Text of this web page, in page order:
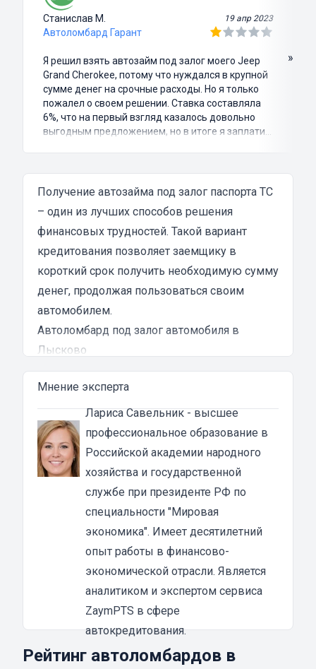
Станислав М. 19 апр 2023
Автоломбард Гарант
Я решил взять автозайм под залог моего Jeep
Grand Cherokee, потому что нуждался в крупной
сумме денег на срочные расходы. Но я только
пожалел о своем решении. Ставка составляла
6%, что на первый взгляд казалось довольно
выгодным предложением, но в итоге я заплатил
затянутым и занял много времени и усилий.
Никакого профессионализма и
Разочарование и раздражение - это все, что я
испытал в результате этого кредита...
»
Получение автозайма под залог паспорта ТС
– один из лучших способов решения
финансовых трудностей. Такой вариант
кредитования позволяет заемщику в
короткий срок получить необходимую сумму
денег, продолжая пользоваться своим
автомобилем.
Автоломбард под залог автомобиля в
Лысково
Автоломбард представляет собой кредитное
учреждение, которое выдает денежные
ссуды под залог паспорта ТС или самого
автомобиля. В роли актива в таком
ломбарде выступает машина. Сумма
автозайма зависит от марки, модели и
возраста автотранспорта. В каждом случае
она устанавливается индивидуально после
осмотра машины оценщиком и зависит от
вида кредита:
под залог ПТС {{ toponym_name }}– от 70 до
80% от рыночной стоимости машины;
под залог автомобиля– до 90% от стоимости
транспортного средства.
Если вы решили воспользоваться услугой
Мнение эксперта
Лариса Савельник- высшее
профессиональное образование в
Российской академии народного
хозяйства и государственной
службе при президенте РФ по
специальности "Мировая
экономика". Имеет десятилетний
опыт работы в финансово-
экономической отрасли. Является
аналитиком и экспертом сервиса
ZaymPTS в сфере
автокредитования.
Рейтинг автоломбардов в